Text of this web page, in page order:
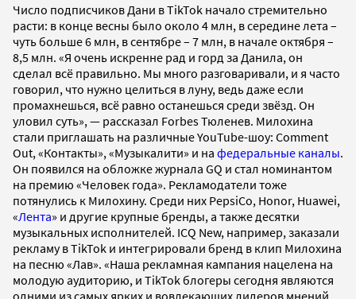
Число подписчиков Дани в TikTok начало стремительно
расти: в конце весны было около 4 млн, в середине лета –
чуть больше 6 млн, в сентябре – 7 млн, в начале октября –
8,5 млн. «Я очень искренне рад и горд за Данила, он
сделал всё правильно. Мы много разговаривали, и я часто
говорил, что нужно целиться в луну, ведь даже если
промахнешься, всё равно останешься среди звёзд. Он
уловил суть», — рассказал Forbes Тюленев. Милохина
стали приглашать на различные YouTube-шоу: Comment
Out, «Контакты», «Музыкалити» и на федеральные каналы.
Он появился на обложке журнала GQ и стал номинантом
на премию «Человек года». Рекламодатели тоже
потянулись к Милохину. Среди них PepsiCo, Honor, Huawei,
«Лента» и другие крупные бренды, а также десятки
музыкальных исполнителей. ICQ New, например, заказали
рекламу в TikTok и интегрировали бренд в клип Милохина
на песню «Лав». «Наша рекламная кампания нацелена на
молодую аудиторию, и TikTok блогеры сегодня являются
одними из самых ярких и вовлекающих лидеров мнений